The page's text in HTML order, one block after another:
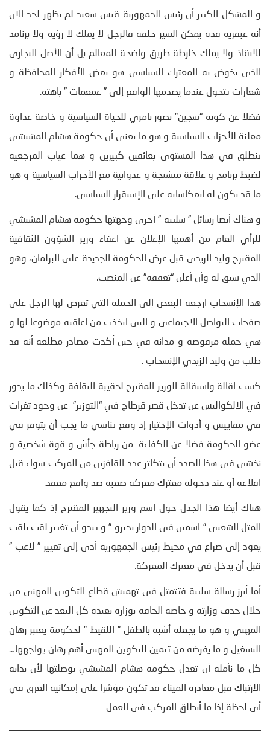
و المشكل الكبير أن رئيس الجمهورية قيس سعيد لم يظهر لحد الآن
أنه عبقرية فذة يمكن السير خلفه فالرجل لا يملك لا رؤية ولا برنامد
للانقاذ ولا يملك خارطة طريق واضحة المعالم بل أن الأصل التجاري
الذي يخوض به المعترك السياسي هو بعض الأفكار المحافظة و
شعارات تتحول عندما يصدمها الواقع إلى ” غمغمات ” باهتة.
فضلا عن كونه “سجين” تصور تامري للحياة السياسية و خاصة عداوة
معلنة للأحزاب السياسية و هو ما يعني أن حكومة هشام المشيشي
تنطلق في هذا المستوى بعائقين كبيرين و هما غياب المرجعية
لضبط برنامج و علاقة متشنجة و عدوانية مع الأحزاب السياسية و هو
ما قد تكون له انعكاساته على الإستقرار السياسي.
و هناك أيضا رسائل ” سلبية ” أخرى وجهتها حكومة هشام المشيشي
للرأي العام من أهمها الإعلان عن اعفاء وزير الشؤون الثقافية
المقترح وليد الزيدي قبل عرض الحكومة الجديدة على البرلمان، وهو
الذي سبق له وأن أعلن “تعففه” عن المنصب.
هذا الإنسحاب ارجعه البعض إلى الحملة التي تعرض لها الرجل على
صفحات التواصل الاجتماعي و التي اتخذت من اعاقته موضوعا لها و
هي حملة مرفوضة و مدانة في حين أكدت مصادر مطلعة أنه قد
طلب من وليد الزيدي الإنسحاب .
كشت اقالة واستقالة الوزير المقترح لحقيبة الثقافة وكذلك ما يدور
في الالكواليس عن تدخل قصر قرطاج في “التوزير” عن وجود ثغرات
في مقاييس و أدوات الإختيار إذ وقع تناسي ما يجب أن يتوفر في
عضو الحكومة فضلا عن الكفاءة من رباطة جأش و قوة شخصية و
نخشى في هذا الصدد أن يتكاثر عدد القافزين من المركب سواء قبل
اقلاعه أو عند دخوله معترك معركة صعبة ضد واقع معقد.
هناك أيضا هذا الجدل حول اسم وزير التجهيز المقترح إذ كما يقول
المثل الشعبي ” اسمين في الدوار يحيرو ” و يبدو أن تغيير لقب بلقب
يعود إلى صراع في محيط رئيس الجمهورية أدى إلى تغيير ” لاعب ”
قبل أن يدخل في معترك المعركة.
أما أبرز رسالة سلبية فتتمثل في تهميش قطاع التكوين المهني من
خلال حذف وزارته و خاصة الحاقه بوزارة بعيدة كل البعد عن التكوين
المهني و هو ما يجعله أشبه بالطفل ” اللقيط ” لحكومة يعتبر رهان
التشغيل و ما يفرضه من تثمين للتكوين المهني أهم رهان يواجهها…
كل ما نأمله أن تعدل حكومة هشام المشيشي بوصلتها لأن بداية
الارتباك قبل مغادرة الميناء قد تكون مؤشرا على إمكانية الغرق في
أي لحظة إذا ما أنطلق المركب في العمل